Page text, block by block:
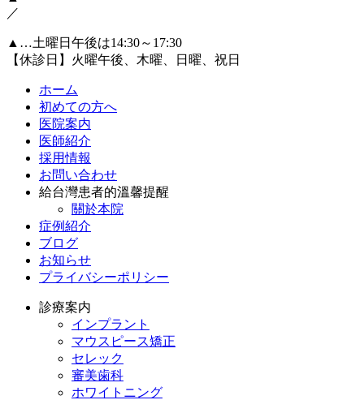
／
▲…土曜日午後は14:30～17:30
【休診日】火曜午後、木曜、日曜、祝日
ホーム
初めての方へ
医院案内
医師紹介
採用情報
お問い合わせ
給台灣患者的溫馨提醒
關於本院
症例紹介
ブログ
お知らせ
プライバシーポリシー
診療案内
インプラント
マウスピース矯正
セレック
審美歯科
ホワイトニング